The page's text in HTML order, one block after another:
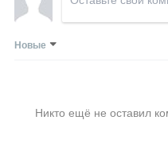
Новые
Никто ещё не оставил